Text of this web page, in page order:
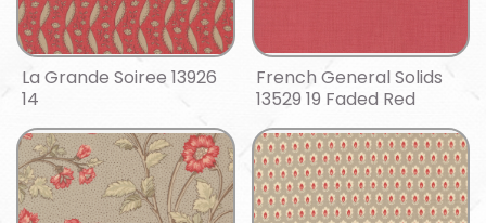
La Grande Soiree 13926
14
French General Solids
13529 19 Faded Red